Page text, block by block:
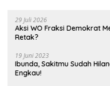
29 Juli 2026
Aksi WO Fraksi Demokrat
Retak?
19 Juni 2023
Ibunda, Sakitmu Sudah
Engkau!